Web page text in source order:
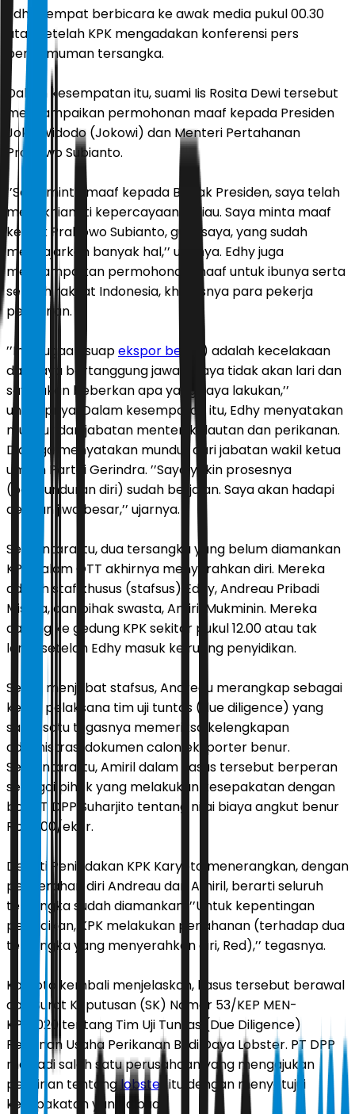
Edhy sempat berbicara ke awak media pukul 00.30
atau setelah KPK mengadakan konferensi pers
pengumuman tersangka.
Dalam kesempatan itu, suami Iis Rosita Dewi tersebut
menyampaikan permohonan maaf kepada Presiden
Joko Widodo (Jokowi) dan Menteri Pertahanan
Prabowo Subianto.
’’Saya minta maaf kepada Bapak Presiden, saya telah
mengkhianati kepercayaan beliau. Saya minta maaf
ke Pak Prabowo Subianto, guru saya, yang sudah
mengajarkan banyak hal,’’ ujarnya. Edhy juga
menyampaikan permohonan maaf untuk ibunya serta
seluruh rakyat Indonesia, khususnya para pekerja
perikanan.
’’Ini (dugaan suapekspor benur
) adalah kecelakaan
dan saya bertanggung jawab. Saya tidak akan lari dan
saya akan beberkan apa yang saya lakukan,’’
ungkapnya. Dalam kesempatan itu, Edhy menyatakan
mundur dari jabatan menteri kelautan dan perikanan.
Dia juga menyatakan mundur dari jabatan wakil ketua
umum Partai Gerindra. ’’Saya yakin prosesnya
(pengunduran diri) sudah berjalan. Saya akan hadapi
dengan jiwa besar,’’ ujarnya.
Sementara itu, dua tersangka yang belum diamankan
KPK dalam OTT akhirnya menyerahkan diri. Mereka
adalah staf khusus (stafsus) Edhy, Andreau Pribadi
Misata, dan pihak swasta, Amiril Mukminin. Mereka
datang ke gedung KPK sekitar pukul 12.00 atau tak
lama setelah Edhy masuk ke ruang penyidikan.
Selain menjabat stafsus, Andreau merangkap sebagai
ketua pelaksana tim uji tuntas (due diligence) yang
salah satu tugasnya memeriksa kelengkapan
administrasi dokumen calon eksporter benur.
Sementara itu, Amiril dalam kasus tersebut berperan
sebagai pihak yang melakukan kesepakatan dengan
bos PT DPP Suharjito tentang nilai biaya angkut benur
Rp 1.800/ekor.
Deputi Penindakan KPK Karyoto menerangkan, dengan
penyerahan diri Andreau dan Amiril, berarti seluruh
tersangka sudah diamankan. ’’Untuk kepentingan
penyidikan, KPK melakukan penahanan (terhadap dua
tersangka yang menyerahkan diri, Red),’’ tegasnya.
Karyoto kembali menjelaskan, kasus tersebut berawal
dari Surat Keputusan (SK) Nomor 53/KEP MEN-
KP/2020 tentang Tim Uji Tuntas (Due Diligence)
Perizinan Usaha Perikanan Budi Daya Lobster. PT DPP
menjadi salah satu perusahaan yang mengajukan
perizinan tentanglobster itu dengan menyetujui
kesepakatan yang dibuat.